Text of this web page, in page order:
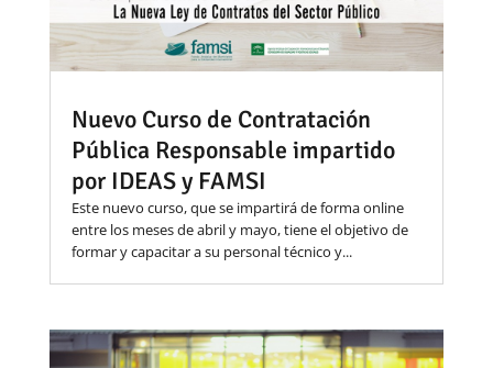
Nuevo Curso de Contratación
Pública Responsable impartido
por IDEAS y FAMSI
Este nuevo curso, que se impartirá de forma online
entre los meses de abril y mayo, tiene el objetivo de
formar y capacitar a su personal técnico y...